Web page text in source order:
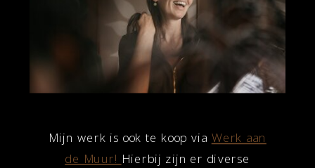
Mijn werk is ook te koop via Werk aan
de Muur! Hierbij zijn er diverse